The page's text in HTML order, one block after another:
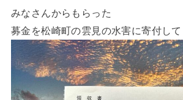
みなさんからもらった
募金を松崎町の雲見の水害に寄付し